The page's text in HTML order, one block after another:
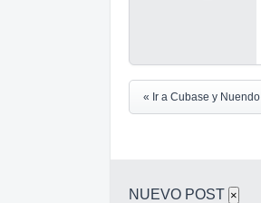
« Ir a Cubase y Nuendo
NUEVO POST ×